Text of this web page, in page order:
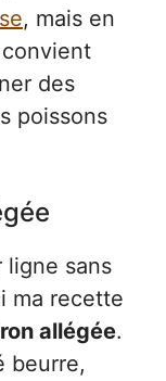
, mais en
des
poissons
ligne sans
ma recette
allégée.
beurre,